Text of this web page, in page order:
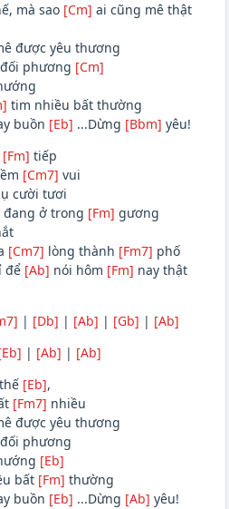
mà sao [Cm] ai cũng mê thật
được yêu thương
phương [Cm]
tim nhiều bất thường
buồn [Eb] ...Dừng [Bbm] yêu!
[Fm] tiếp
[Cm7] vui
cười tươi
đang ở trong [Fm] gương
[Cm7] lòng thành [Fm7] phố
để [Ab] nói hôm [Fm] nay thật
| [Db] | [Ab] | [Gb] | [Ab]
| [Ab] | [Ab]
[Eb],
[Fm7] nhiều
được yêu thương
phương
[Eb]
bất [Fm] thường
buồn [Eb] ...Dừng [Ab] yêu!